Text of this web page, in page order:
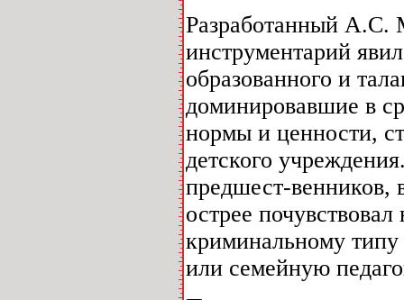
Разработанный А.С.
инструментарий
образованного и
доминировавшие в
нормы и ценности,
детского
предшест-венников,
острее
криминальному
или семейную